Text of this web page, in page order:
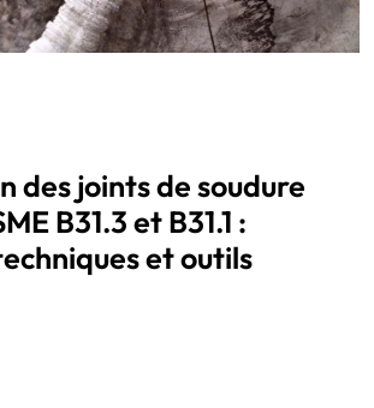
des joints de soudure
B31.3 et B31.1 :
et outils